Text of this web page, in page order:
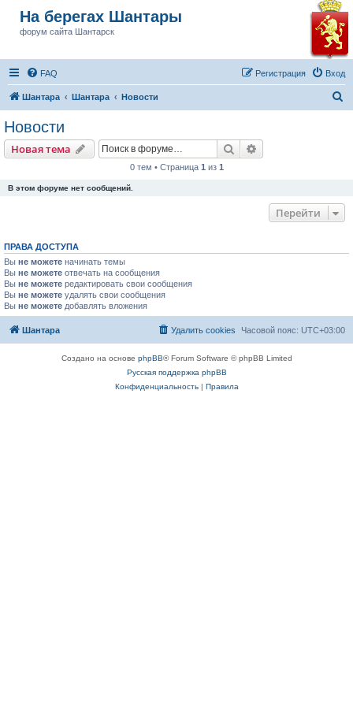
На берегах Шантары
форум сайта Шантарск
FAQ Вход
Регистрация
Шантара Шантара Новости
Новости
Новая тема Поиск
0 тем • Страница 1 из 1
В этом форуме нет сообщений.
Перейти
ПРАВА ДОСТУПА
Вы не можете начинать темы
Вы не можете отвечать на сообщения
Вы не можете редактировать свои сообщения
Вы не можете удалять свои сообщения
Вы не можете добавлять вложения
Шантара Часовой пояс: UTC+03:00
Удалить cookies
Создано на основе phpBB® Forum Software © phpBB Limited
Русская поддержка phpBB
Конфиденциальность| Правила